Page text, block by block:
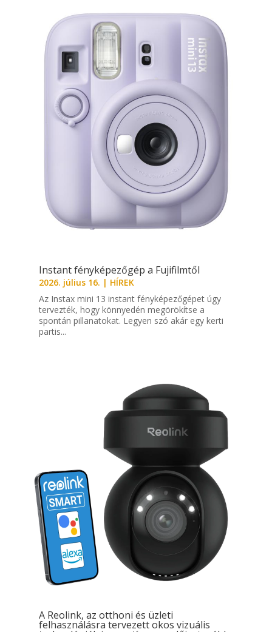
Instant fényképezőgép a Fujifilmtől
2026. július 16. | HÍREK
Az Instax mini 13 instant fényképezőgépet úgy
tervezték, hogy könnyedén megörökítse a
spontán pillanatokat. Legyen szó akár egy kerti
partis...
A Reolink, az otthoni és üzleti
felhasználásra tervezett okos vizuális